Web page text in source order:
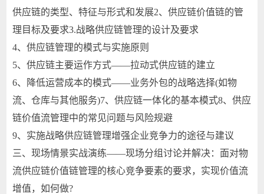
供应链的类型、特征与形式和发展2、供应链价值链的管
理目标及要求3.战略供应链管理的设计及要求
4、供应链管理的模式与实施原则
5、供应链主要运作方式——拉动式供应链的建立
6、降低运营成本的模式——业务外包的战略选择(如物
流、仓库与其他服务)7、供应链一体化的基本模式8、供应
链价值流管理中的常见问题与风险规避
9、实施战略供应链管理增强企业竞争力的途径与建议
三、现场情景实战演练——现场分组讨论并解决：面对物
流供应链价值链管理的核心竞争要素的要求，实现价值流
增值，如何做?